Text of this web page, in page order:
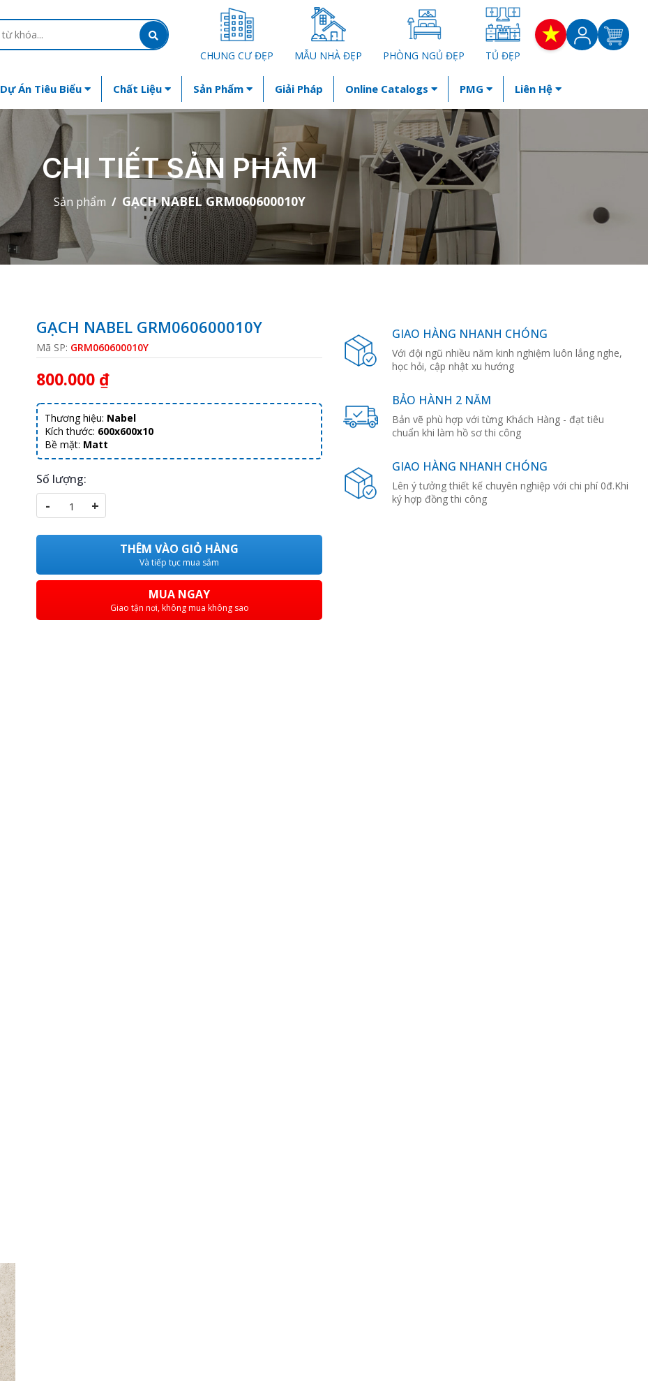
CHUNG CƯ ĐẸP MẪU NHÀ ĐẸP PHÒNG NGỦ ĐẸP TỦ ĐẸP
Dự Án Tiêu Biểu Chất Liệu Sản Phẩm Giải Pháp Online Catalogs PMG Liên Hệ
CHI TIẾT SẢN PHẨM
Sản phẩm GẠCH NABEL GRM060600010Y
GẠCH NABEL GRM060600010Y
Mã SP: GRM060600010Y
800.000 ₫
Thương hiệu: Nabel
Kích thước: 600x600x10
Bề mặt: Matt
Số lượng:
- +
THÊM VÀO GIỎ HÀNG
Và tiếp tục mua sắm
MUA NGAY
Giao tận nơi, không mua không sao
GIAO HÀNG NHANH CHÓNG
Với đội ngũ nhiều năm kinh nghiệm luôn lắng nghe,
học hỏi, cập nhật xu hướng
BẢO HÀNH 2 NĂM
Bản vẽ phù hợp với từng Khách Hàng - đạt tiêu
chuẩn khi làm hồ sơ thi công
GIAO HÀNG NHANH CHÓNG
Lên ý tưởng thiết kế chuyên nghiệp với chi phí 0đ.Khi
ký hợp đồng thi công